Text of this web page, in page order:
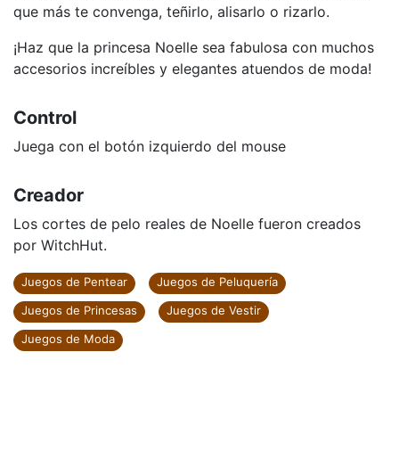
que más te convenga, teñirlo, alisarlo o rizarlo.
¡Haz que la princesa Noelle sea fabulosa con muchos
accesorios increíbles y elegantes atuendos de moda!
Control
Juega con el botón izquierdo del mouse
Creador
Los cortes de pelo reales de Noelle fueron creados
por WitchHut.
Juegos de Pentear
Juegos de Peluquería
Juegos de Princesas
Juegos de Vestir
Juegos de Moda